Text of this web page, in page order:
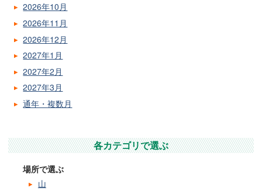
2026年10月
2026年11月
2026年12月
2027年1月
2027年2月
2027年3月
通年・複数月
各カテゴリで選ぶ
場所で選ぶ
山